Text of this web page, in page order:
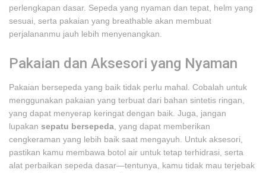
perlengkapan dasar. Sepeda yang nyaman dan tepat, helm yang
sesuai, serta pakaian yang breathable akan membuat
perjalananmu jauh lebih menyenangkan.
Pakaian dan Aksesori yang Nyaman
Pakaian bersepeda yang baik tidak perlu mahal. Cobalah untuk
menggunakan pakaian yang terbuat dari bahan sintetis ringan,
yang dapat menyerap keringat dengan baik. Juga, jangan
lupakan sepatu bersepeda , yang dapat memberikan
cengkeraman yang lebih baik saat mengayuh. Untuk aksesori,
pastikan kamu membawa botol air untuk tetap terhidrasi, serta
alat perbaikan sepeda dasar—tentunya, kamu tidak mau terjebak